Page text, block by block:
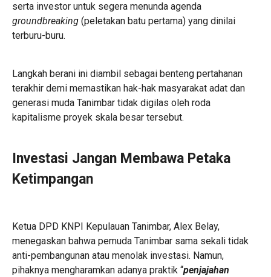
serta investor untuk segera menunda agenda
groundbreaking (peletakan batu pertama) yang dinilai
terburu-buru.
Langkah berani ini diambil sebagai benteng pertahanan
terakhir demi memastikan hak-hak masyarakat adat dan
generasi muda Tanimbar tidak digilas oleh roda
kapitalisme proyek skala besar tersebut.
Investasi Jangan Membawa Petaka
Ketimpangan
Ketua DPD KNPI Kepulauan Tanimbar, Alex Belay,
menegaskan bahwa pemuda Tanimbar sama sekali tidak
anti-pembangunan atau menolak investasi. Namun,
pihaknya mengharamkan adanya praktik “penjajahan